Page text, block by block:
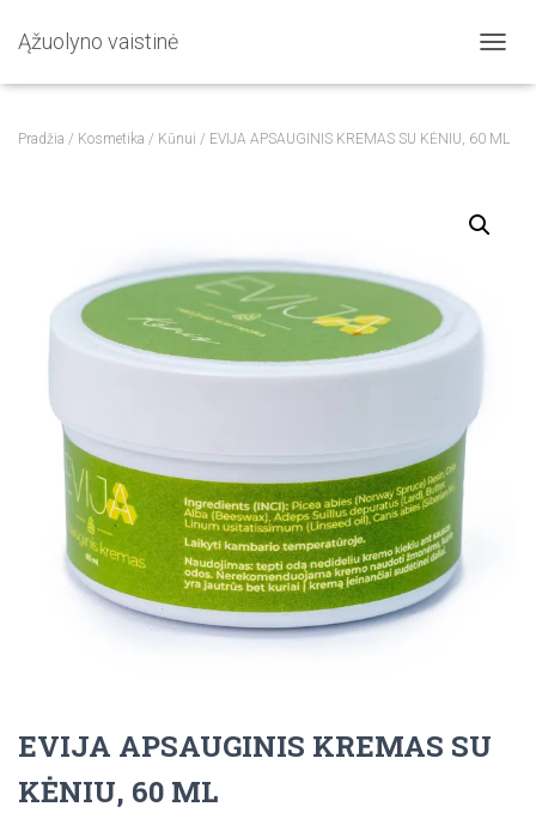
Ąžuolyno vaistinė
O
Pradžia / Kosmetika / Kūnui / EVIJA APSAUGINIS KREMAS SU KĖNIU, 60 ML
EVIJA APSAUGINIS KREMAS SU
KĖNIU, 60 ML